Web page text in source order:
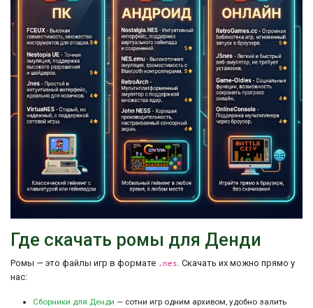
Где скачать ромы для Денди
Ромы — это файлы игр в формате .nes. Скачать их можно прямо у
нас:
Сборники для Денди — сотни игр одним архивом, удобно залить